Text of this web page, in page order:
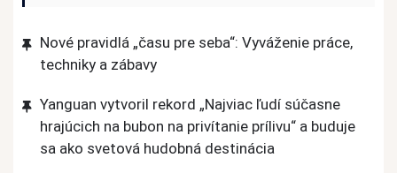
Nové pravidlá „času pre seba“: Vyváženie práce,
techniky a zábavy
Yanguan vytvoril rekord „Najviac ľudí súčasne
hrajúcich na bubon na privítanie prílivu“ a buduje
sa ako svetová hudobná destinácia